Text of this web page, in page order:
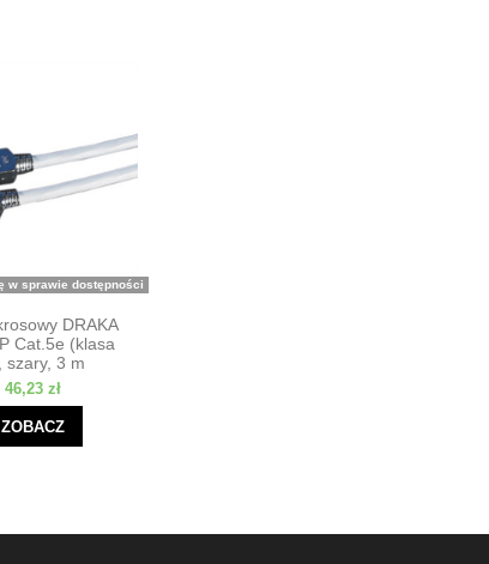
w sprawie dostępności
DRAKA
Cat.5e (klasa
szary, 3 m
46,23 zł
ZOBACZ